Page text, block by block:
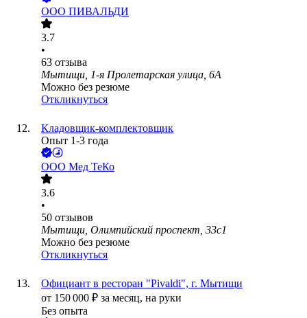
ООО ПИВАЛЬДИ
3.7
•
63 отзыва
Мытищи, 1-я Пролетарская улица, 6А
Можно без резюме
Откликнуться
Кладовщик-комплектовщик
Опыт 1-3 года
ООО Мед ТеКо
3.6
•
50 отзывов
Мытищи, Олимпийский проспект, 33с1
Можно без резюме
Откликнуться
Официант в ресторан "Pivaldi", г. Мытищи
от 150 000 ₽ за месяц, на руки
Без опыта